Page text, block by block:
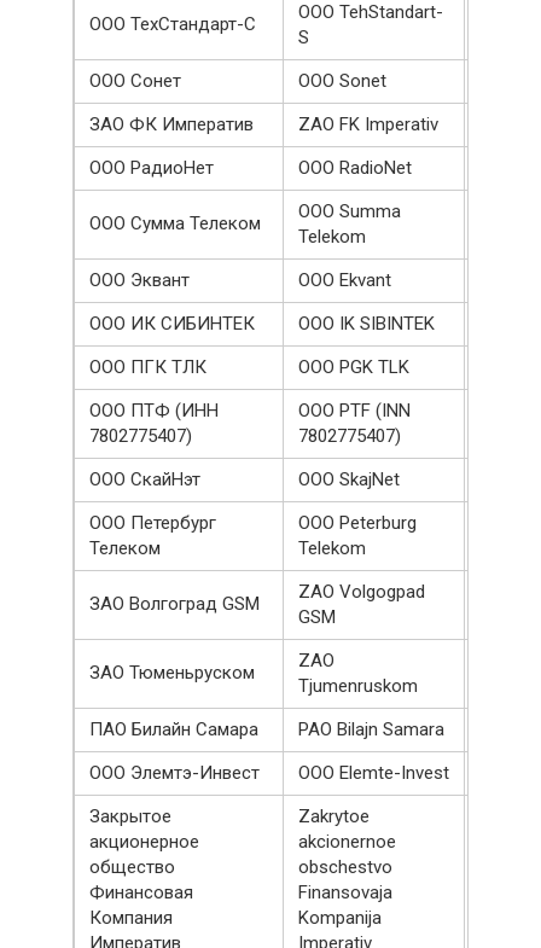
ООО ТехСтандарт-С
OOO TehStandart-
S
ООО Сонет OOO Sonet
ЗАО ФК Императив
ZAO FK Imperativ
ООО РадиоНет
OOO RadioNet
ООО Сумма Телеком
OOO Summa
Telekom
ООО Эквант OOO Ekvant
ООО ИК СИБИНТЕК
OOO IK SIBINTEK
ООО ПГК ТЛК
OOO PGK TLK
ООО ПТФ (ИНН
7802775407)
OOO PTF (INN
7802775407)
ООО СкайНэт OOO SkajNet
ООО Петербург
Телеком
OOO Peterburg
Telekom
ЗАО Волгогpад GSM
ZAO Volgogpad
GSM
ЗАО Тюменьруском
ZAO
Tjumenruskom
ПАО Билайн Самара PAO Bilajn Samara
ООО Элемтэ-Инвест
OOO Elemte-Invest
Закрытое
акционерное
общество
Финансовая
Компания
Императив
Zakrytoe
akcionernoe
obschestvo
Finansovaja
Kompanija
Imperativ